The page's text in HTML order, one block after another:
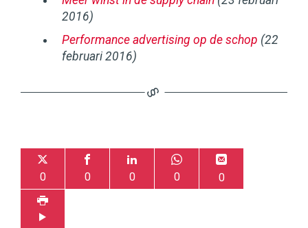
2016)
Performance advertising op de schop (22
februari 2016)
0 0 0 0 0